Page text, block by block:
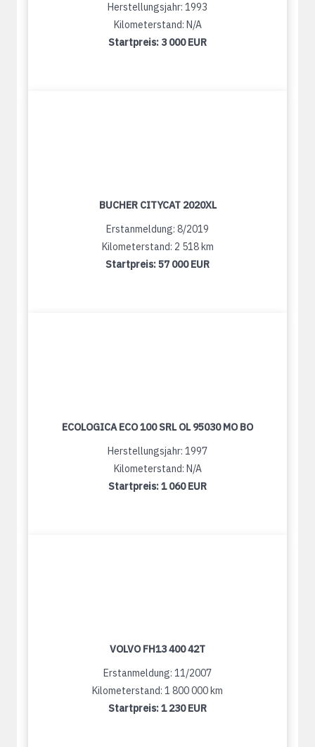
Herstellungsjahr: 1993
Kilometerstand: N/A
Startpreis: 3 000 EUR
BUCHER CITYCAT 2020XL
Erstanmeldung: 8/2019
Kilometerstand: 2 518 km
Startpreis:57 000 EUR
ECOLOGICA ECO 100 SRL OL 95030 MO BO
Herstellungsjahr: 1997
Kilometerstand: N/A
Startpreis:1 060 EUR
VOLVO FH13 400 42T
Erstanmeldung: 11/2007
Kilometerstand: 1 800 000 km
Startpreis:1 230 EUR